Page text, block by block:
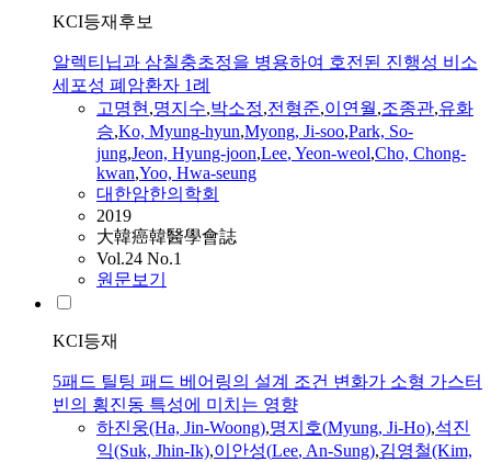
KCI등재후보
알렉티닙과 삼칠충초정을 병용하여 호전된 진행성 비소
세포성 폐암환자 1례
고명현,명지 수,박소정,전형준,이연월,조종관,유화
승,Ko, Myung-hyun,Myong, Ji-soo,Park, So-
jung,Jeon, Hyung-joon,Lee, Yeon-weol,Cho, Chong-
kwan,Yoo, Hwa-seung
대한암한의학회
2019
大韓癌韓醫學會誌
Vol.24 No.1
원문보기
KCI등재
5패드 틸팅 패드 베어링의 설계 조건 변화가 소형 가스터
빈의 횡진동 특성에 미치는 영향
하진웅(Ha, Jin-Woong),명지 호(Myung, Ji-Ho),석진
익(Suk, Jhin-Ik),이안성(Lee, An-Sung),김영철(Kim,